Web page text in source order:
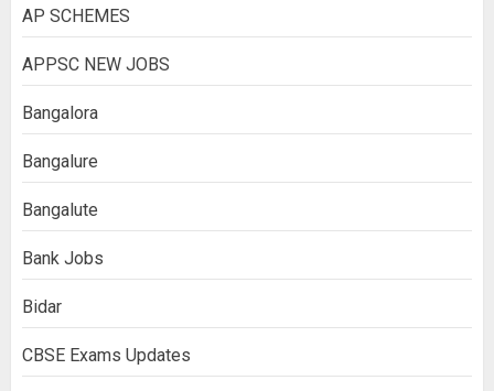
AP SCHEMES
APPSC NEW JOBS
Bangalora
Bangalure
Bangalute
Bank Jobs
Bidar
CBSE Exams Updates